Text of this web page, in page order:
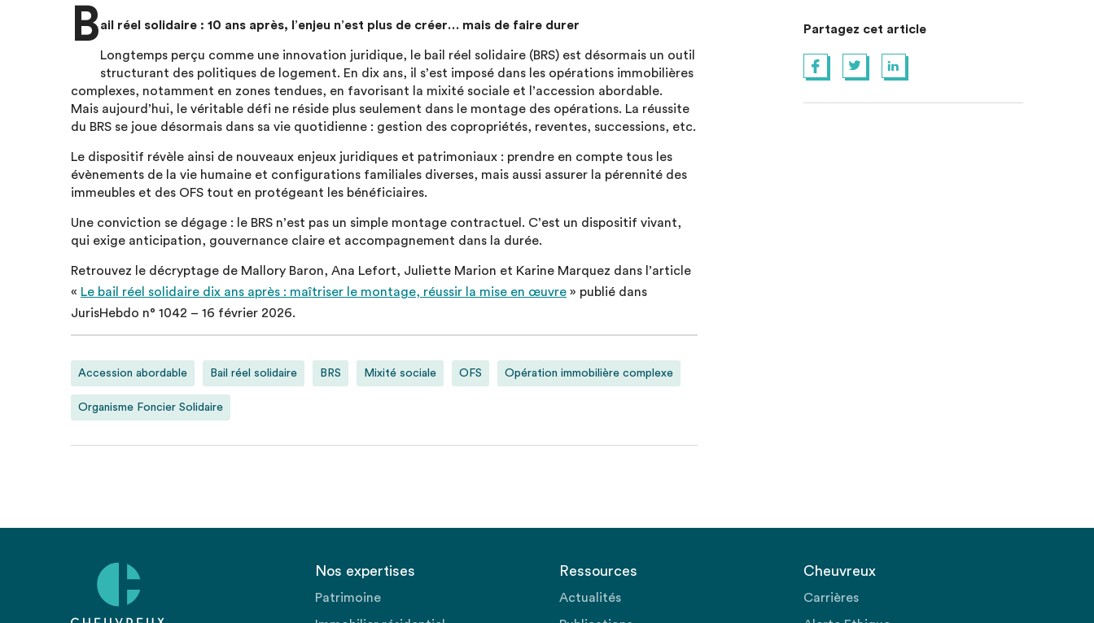
Bail réel solidaire : 10 ans après, l’enjeu n’est plus de créer… mais de faire durer
Longtemps perçu comme une innovation juridique, le bail réel solidaire (BRS) est désormais un outil
structurant des politiques de logement. En dix ans, il s’est imposé dans les opérations immobilières
complexes, notamment en zones tendues, en favorisant la mixité sociale et l’accession abordable.
Mais aujourd’hui, le véritable défi ne réside plus seulement dans le montage des opérations. La réussite
du BRS se joue désormais dans sa vie quotidienne : gestion des copropriétés, reventes, successions, etc.
Le dispositif révèle ainsi de nouveaux enjeux juridiques et patrimoniaux : prendre en compte tous les
évènements de la vie humaine et configurations familiales diverses, mais aussi assurer la pérennité des
immeubles et des OFS tout en protégeant les bénéficiaires.
Une conviction se dégage : le BRS n’est pas un simple montage contractuel. C’est un dispositif vivant,
qui exige anticipation, gouvernance claire et accompagnement dans la durée.
Retrouvez le décryptage de Mallory Baron, Ana Lefort, Juliette Marion et Karine Marquez dans l’article
« Le bail réel solidaire dix ans après : maîtriser le montage, réussir la mise en œuvre » publié dans
JurisHebdo n° 1042 – 16 février 2026.
Accession abordable Bail réel solidaire BRS Mixité sociale OFS Opération immobilière complexe
Organisme Foncier Solidaire
Partagez cet article
Nos expertises
Patrimoine
Ressources
Actualités
Cheuvreux
Carrières